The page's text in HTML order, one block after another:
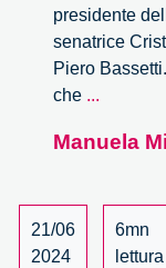
presidente
senatrice
Piero
che ...
creativa
sapere
potere
Manuela
21/06
2024
6mn
lettura